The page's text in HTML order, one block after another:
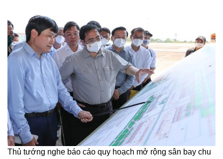
Thủ tướng nghe báo cáo quy hoạch mở rộng sân bay chu